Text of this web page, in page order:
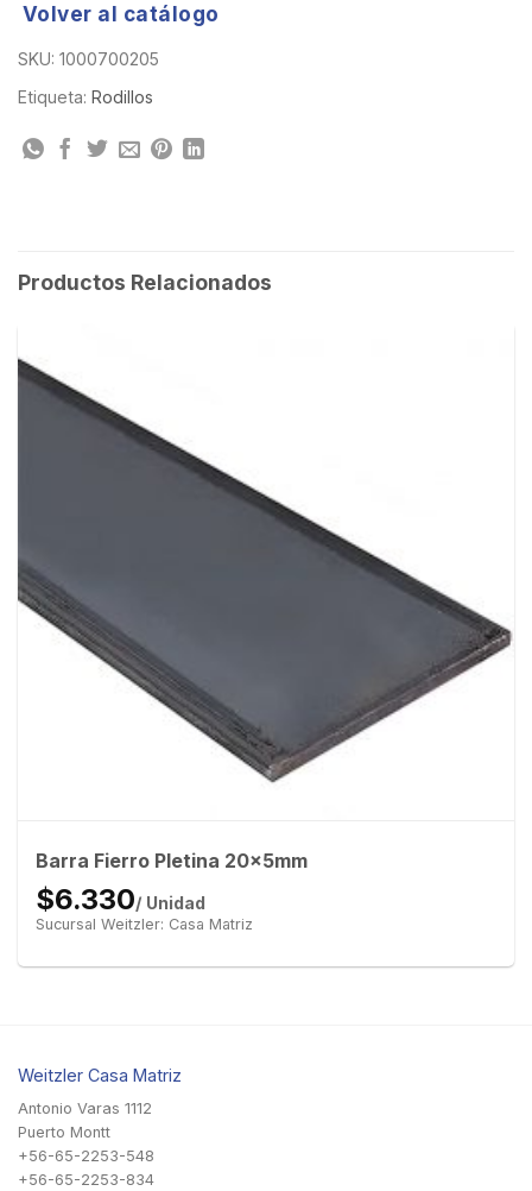
Volver al catálogo
SKU: 1000700205
Etiqueta: Rodillos
Productos Relacionados
Barra Fierro Pletina 20x5mm
$6.330/ Unidad
Sucursal Weitzler: Casa Matriz
Weitzler Casa Matriz
Antonio Varas 1112
Puerto Montt
+56-65-2253-548
+56-65-2253-834